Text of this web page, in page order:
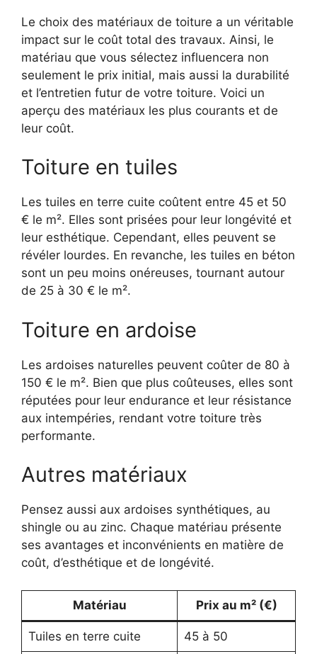
Le choix des matériaux de toiture a un véritable
impact sur le coût total des travaux. Ainsi, le
matériau que vous sélectez influencera non
seulement le prix initial, mais aussi la durabilité
et l’entretien futur de votre toiture. Voici un
aperçu des matériaux les plus courants et de
leur coût.
Toiture en tuiles
Les tuiles en terre cuite coûtent entre 45 et 50
€ le m². Elles sont prisées pour leur longévité et
leur esthétique. Cependant, elles peuvent se
révéler lourdes. En revanche, les tuiles en béton
sont un peu moins onéreuses, tournant autour
de 25 à 30 € le m².
Toiture en ardoise
Les ardoises naturelles peuvent coûter de 80 à
150 € le m². Bien que plus coûteuses, elles sont
réputées pour leur endurance et leur résistance
aux intempéries, rendant votre toiture très
performante.
Autres matériaux
Pensez aussi aux ardoises synthétiques, au
shingle ou au zinc. Chaque matériau présente
ses avantages et inconvénients en matière de
coût, d’esthétique et de longévité.
Matériau Prix au m² (€)
Tuiles en terre cuite 45 à 50